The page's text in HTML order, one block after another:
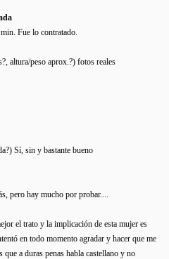
Fue lo contratado.
altura/peso aprox.?) fotos reales
Sí, sin y bastante bueno
pero hay mucho por probar....
el trato y la implicación de esta mujer es
en todo momento agradar y hacer que me
a duras penas habla castellano y no